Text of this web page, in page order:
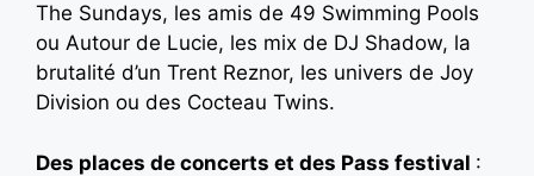
The Sundays, les amis de 49 Swimming Pools
ou Autour de Lucie, les mix de DJ Shadow, la
brutalité d’un Trent Reznor, les univers de Joy
Division ou des Cocteau Twins.
Des places de concerts et des Pass festival :